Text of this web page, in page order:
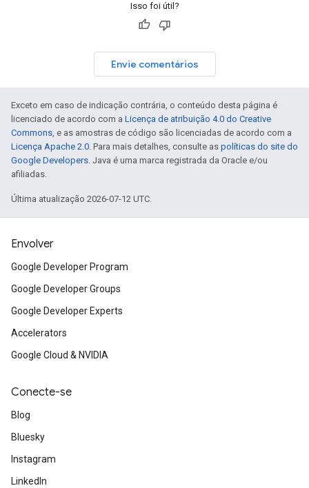
Isso foi útil?
Envie comentários
Exceto em caso de indicação contrária, o conteúdo desta página é
licenciado de acordo com a Licença de atribuição 4.0 do Creative
Commons, e as amostras de código são licenciadas de acordo com a
Licença Apache 2.0. Para mais detalhes, consulte as políticas do site do
Google Developers. Java é uma marca registrada da Oracle e/ou
afiliadas.
Última atualização 2026-07-12 UTC.
Envolver
Google Developer Program
Google Developer Groups
Google Developer Experts
Accelerators
Google Cloud & NVIDIA
Conecte-se
Blog
Bluesky
Instagram
LinkedIn